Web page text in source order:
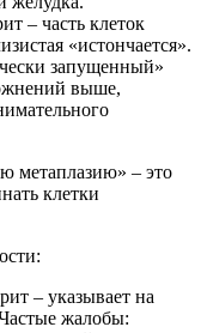
– часть клеток
«истончается».
запущенный»
выше,
метаплазию» – это
клетки
– указывает на
жалобы: